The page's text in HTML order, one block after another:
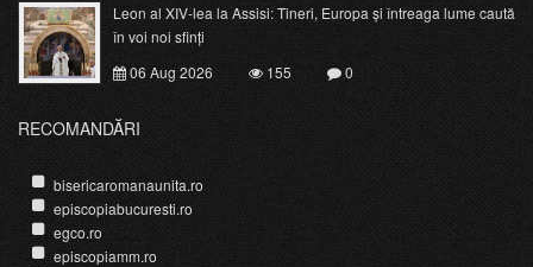
Leon al XIV-lea la Assisi: Tineri, Europa și întreaga lume caută
în voi noi sfinți
06 Aug 2026
155 0
RECOMANDĂRI
bisericaromanaunita.ro
episcopiabucuresti.ro
egco.ro
episcopiamm.ro